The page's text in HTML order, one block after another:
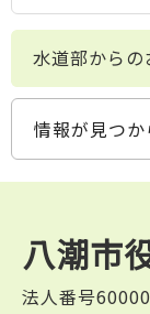
水道部からの
情報が見つ
八潮市
法人番号